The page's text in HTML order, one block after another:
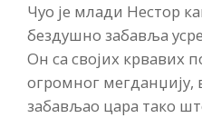
Чуо је млади Нестор
бездушно забавља
Он са својих крвавих
огромног мегданџију,
забављао цара тако